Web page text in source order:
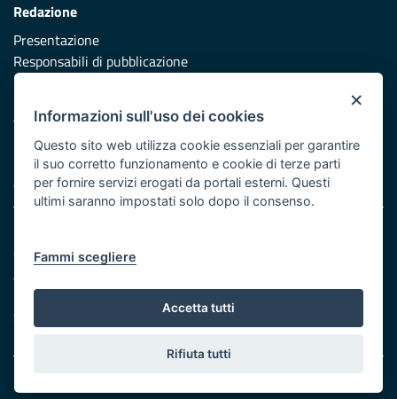
Redazione
Presentazione
Responsabili di pubblicazione
Vai al sito di Protezione Civile Puglia
Iniziativa finanziata con risorse del POR Puglia 2014/2020 -
Asse XI
Cookie e privacy
Atti di notifica
Feed RSS
Servizi Intranet
×
Informazioni sull'uso dei cookies
Questo sito web utilizza cookie essenziali per garantire
il suo corretto funzionamento e cookie di terze parti
per fornire servizi erogati da portali esterni. Questi
ultimi saranno impostati solo dopo il consenso.
Fammi scegliere
Accetta tutti
Rifiuta tutti